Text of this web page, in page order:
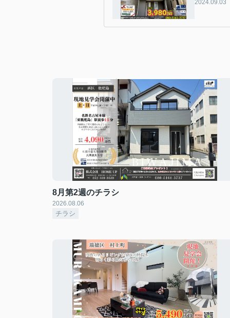
2024.09.03
8月第2週のチラシ
2026.08.06
チラシ